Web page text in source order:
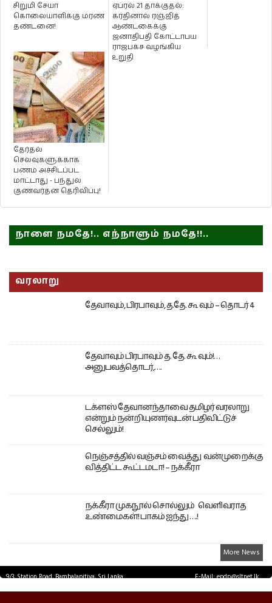
சிறுமி சேயா
கொலையாளிக்கு மரண
தண்டனை!
ஏப்ரல் 21 தாக்குதல்:
கர்தினால் ரஞ்ஜித்
ஆண்டகைக்கு
ஜனாதிபதி கோட்டாபய
ராஜபக்ச வழங்கிய
உறுதி
தேர்தல்
செலவுகளுக்காக
பணம் அச்சிடப்பட
மாட்டாது - பந்துல
குணவர்தன தெரிவிப்பு!
நாளை நமதே!.. எந்நாளும் நமதே!!..
வரலாறு
தேவாவும், பிரபாவும், த.தே. கூ வும் – தொடர் 4
தேவாவும் பிரபாவும் த. தே. கூ வும்!…
அனுபவத்தொடர்,….
டக்ளஸ் தேவானந்தாவை தமிழர் வரலாறு
என்றும் நன்றியுணர்வுடன் பதிவிட்டுச்
செல்லும்!
நெஞ்சத்தில் வஞ்சம் வைத்து வன்முறைக்கு
வித்திட்ட கூட்டமடா! – நக்கீரா
நக்கீரா முகநூல் சொல்லும் வெளிவராத
உண்மைகள்! பாகம் ஐந்து ….!
More News
9/3, Station Road, Bambalapitiya, Sri Lanka.
E-Mail: epdp@sltnet.lk